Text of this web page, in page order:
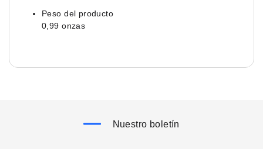
Peso del producto
0,99 onzas
Nuestro boletín